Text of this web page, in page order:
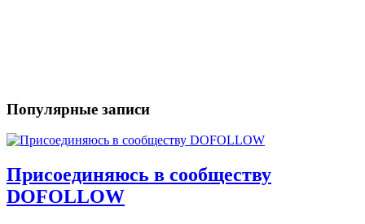
Популярные записи
Присоединяюсь в сообществу
DOFOLLOW